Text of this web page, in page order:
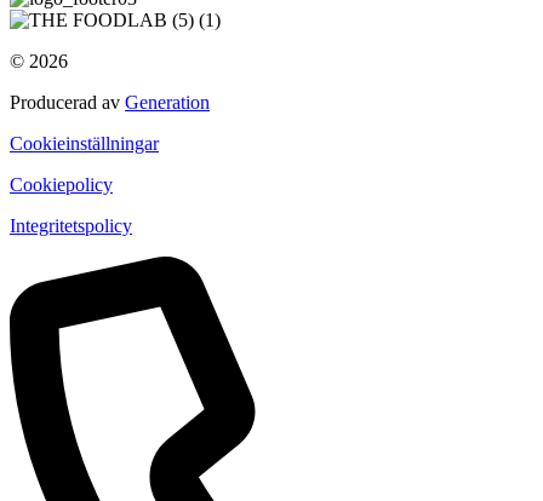
© 2026
Producerad av Generation
Cookieinställningar
Cookiepolicy
Integritetspolicy